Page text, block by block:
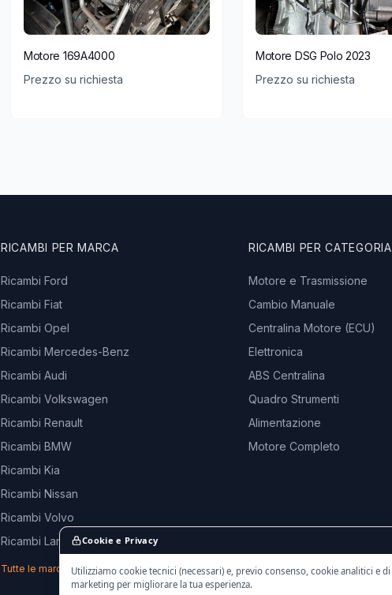
Motore 169A4000
Prezzo su richiesta
Motore DSG Polo 2023
Prezzo su richiesta
RICAMBI PER MARCA
Ricambi Ford
Ricambi Fiat
Ricambi Opel
Ricambi Mercedes-Benz
Ricambi Audi
Ricambi Volkswagen
Ricambi Renault
Ricambi BMW
Ricambi Kia
Ricambi Nissan
Ricambi Volvo
Ricambi Land Rover
Tutte le marche →
RICAMBI PER CATEGORIA
Motore e Trasmissione
Cambio Manuale
Centralina Motore (ECU)
Elettronica
ABS Centralina
Quadro Strumenti
Alimentazione
Motore Completo
Cookie e Privacy
Utilizziamo cookie tecnici (necessari) e, previo consenso, cookie analitici e di
marketing per migliorare la tua esperienza.